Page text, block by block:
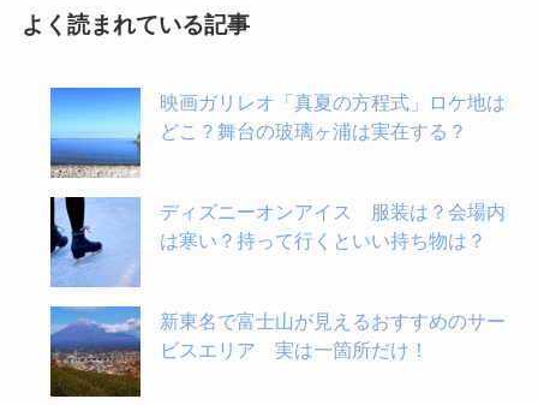
よく読まれている記事
映画ガリレオ「真夏の方程式」ロケ地は
どこ？舞台の玻璃ヶ浦は実在する？
ディズニーオンアイス 服装は？会場内
は寒い？持って行くといい持ち物は？
新東名で富士山が見えるおすすめのサー
ビスエリア 実は一箇所だけ！